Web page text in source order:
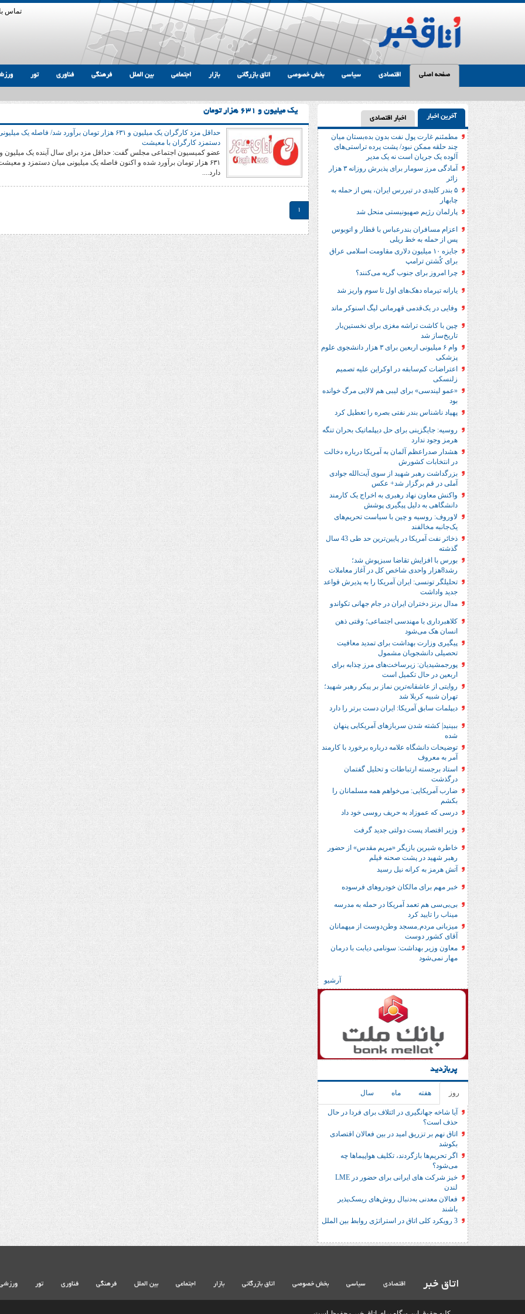
تماس
صفحه اصلی اقتصادی سیاسی بخش خصوصی اتاق بازرگانی بازار اجتماعی بین الملل فرهنگی فناوری تور
آخرین اخبار اخبار اقتصادی
مطمئنم غارت پول نفت بدون بده‌بستان میان
چند حلقه ممکن نبود/ پشت پرده تراستی‌‌های
آلوده یک جریان است نه یک مدیر
آمادگی مرز سومار برای پذیرش روزانه ۳ هزار
زائر
۵ بندر کلیدی در تیررس ایران، پس از حمله به
چابهار
پارلمان رژیم صهیونیستی منحل شد
اعزام مسافران بندرعباس با قطار و اتوبوس
پس از حمله به خط ریلی
جایزه ۱۰ میلیون دلاری مقاومت اسلامی عراق
برای کُشتن ترامپ
چرا امروز برای جنوب گریه می‌کنند؟
یارانه تیرماه دهک‌های اول تا سوم واریز شد
وفایی در یک‎‌قدمی قهرمانی لیگ اسنوکر ماند
چین با کاشت تراشه مغزی برای نخستین‌بار
تاریخ‌ساز شد
وام ۶ میلیونی اربعین برای ۳ هزار دانشجوی علوم
پزشکی
اعتراضات کم‌سابقه در اوکراین علیه تصمیم
زلنسکی
«عمو لیندسی» برای لیبی هم لالایی مرگ خوانده
بود
پهپاد ناشناس بندر نفتی بصره را تعطیل کرد
روسیه: جایگزینی برای حل‌ دیپلماتیک بحران تنگه
هرمز وجود ندارد
هشدار صدراعظم آلمان به آمریکا درباره دخالت
در انتخابات کشورش
بزرگداشت رهبر شهید از سوی آیت‌الله جوادی
آملی در قم برگزار شد+ عکس
واکنش معاون نهاد رهبری به اخراج یک کارمند
دانشگاهی به دلیل پیگیری پوشش
لاوروف: روسیه و چین با سیاست تحریم‌های
یک‌جانبه مخالفند
ذخائر نفت آمریکا در پایین‌ترین حد طی 43 سال
گذشته
بورس با افزایش تقاضا سبزپوش شد؛
رشد8هزار واحدی شاخص کل در آغاز معاملات
تحلیلگر تونسی: ایران آمریکا را به پذیرش قواعد
جدید واداشت
مدال برنز دختران ایران در جام جهانی تکواندو
کلاهبرداری با مهندسی اجتماعی؛ وقتی ذهن
انسان هک می‌شود
پیگیری وزارت بهداشت برای تمدید معافیت
تحصیلی دانشجویان مشمول
پورجمشیدیان: زیرساخت‌های مرز چذابه برای
اربعین در حال تکمیل است
روایتی از عاشقانه‌ترین نماز بر پیکر رهبر شهید؛‌
تهران‌ شبیه کربلا شد
دیپلمات سابق آمریکا: ایران دست برتر را دارد
ببینید| کشته شدن سربازهای آمریکایی پنهان
شده
توضیحات دانشگاه علامه درباره برخورد با کارمند
آمر به معروف
استاد برجسته ارتباطات و تحلیل گفتمان
درگذشت
ضارب آمریکایی: می‌خواهم همه مسلمانان را
بکشم
درسی که عموزاد به حریف روسی خود داد
وزیر اقتصاد پست دولتی جدید گرفت
خاطره شیرین بازیگر «مریم مقدس» از حضور
رهبر شهید در پشت صحنه فیلم
آتش هرمز به کرانه نیل رسید
خبر مهم برای مالکان خودروهای فرسوده
بی‌بی‌سی هم تعمد آمریکا در حمله به مدرسه
میناب را تایید کرد
میزبانی مردم ِمسجد وطن‌دوست از میهمانان
آقای کشور دوست
معاون وزیر بهداشت: سونامی دیابت با درمان
مهار نمی‌شود
آرشیو
پربازدید
روز هفته ماه سال
آیا شاخه جهانگیری در ائتلاف برای فردا در حال
حذف است؟
اتاق نهم بر تزریق امید در بین فعالان اقتصادی
بکوشد
اگر تحریم‌ها بازگردند، تکلیف هواپیماها چه
می‌شود؟
خیز شرکت های ایرانی برای حضور در LME
لندن
فعالان معدنی به‌دنبال روش‌های ریسک‌پذیر
باشند
3 رویکرد کلی اتاق در استراتژی روابط بین الملل
یک میلیون و ۶۳۱ هزار تومان
حداقل مزد کارگران یک میلیون و ۶۳۱ هزار تومان برآورد شد/ فاصله یک
دستمزد کارگران با معیشت
عضو کمیسیون اجتماعی مجلس گفت: حداقل مزد برای سال آینده یک میلیون و
۶۳۱ هزار تومان برآورد شده و اکنون فاصله یک میلیونی میان دستمزد و
دارد....
1
هفت باغ مهربانی
خامنه ای
شهادت حضرت آیت الله‌العظمی
اتاق خبر اقتصادی سیاسی بخش خصوصی اتاق بازرگانی بازار اجتماعی بین الملل فرهنگی فناوری تور